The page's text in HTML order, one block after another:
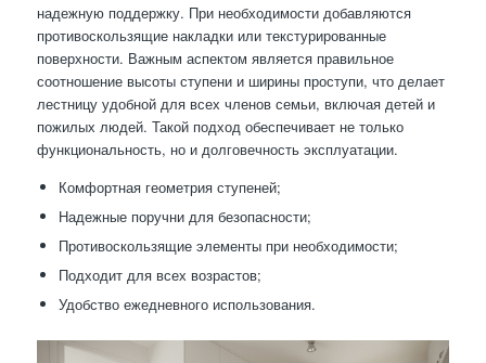
надежную поддержку. При необходимости добавляются
противоскользящие накладки или текстурированные
поверхности. Важным аспектом является правильное
соотношение высоты ступени и ширины проступи, что делает
лестницу удобной для всех членов семьи, включая детей и
пожилых людей. Такой подход обеспечивает не только
функциональность, но и долговечность эксплуатации.
Комфортная геометрия ступеней;
Надежные поручни для безопасности;
Противоскользящие элементы при необходимости;
Подходит для всех возрастов;
Удобство ежедневного использования.